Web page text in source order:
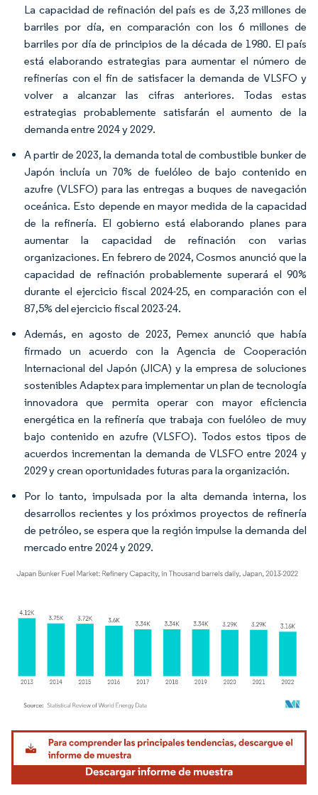
La capacidad de refinación del país es de 3,23 millones de
barriles por día, en comparación con los 6 millones de
barriles por día de principios de la década de 1980. El país
está elaborando estrategias para aumentar el número de
refinerías con el fin de satisfacer la demanda de VLSFO y
volver a alcanzar las cifras anteriores. Todas estas
estrategias probablemente satisfarán el aumento de la
demanda entre 2024 y 2029.
A partir de 2023, la demanda total de combustible bunker de
Japón incluía un 70% de fuelóleo de bajo contenido en
azufre (VLSFO) para las entregas a buques de navegación
oceánica. Esto depende en mayor medida de la capacidad
de la refinería. El gobierno está elaborando planes para
aumentar la capacidad de refinación con varias
organizaciones. En febrero de 2024, Cosmos anunció que la
capacidad de refinación probablemente superará el 90%
durante el ejercicio fiscal 2024-25, en comparación con el
87,5% del ejercicio fiscal 2023-24.
Además, en agosto de 2023, Pemex anunció que había
firmado un acuerdo con la Agencia de Cooperación
Internacional del Japón (JICA) y la empresa de soluciones
sostenibles Adaptex para implementar un plan de tecnología
innovadora que permita operar con mayor eficiencia
energética en la refinería que trabaja con fuelóleo de muy
bajo contenido en azufre (VLSFO). Todos estos tipos de
acuerdos incrementan la demanda de VLSFO entre 2024 y
2029 y crean oportunidades futuras para la organización.
Por lo tanto, impulsada por la alta demanda interna, los
desarrollos recientes y los próximos proyectos de refinería
de petróleo, se espera que la región impulse la demanda del
mercado entre 2024 y 2029.
Imagen © Mordor Intelligence. El uso requiere atribución según CC BY 4.0.